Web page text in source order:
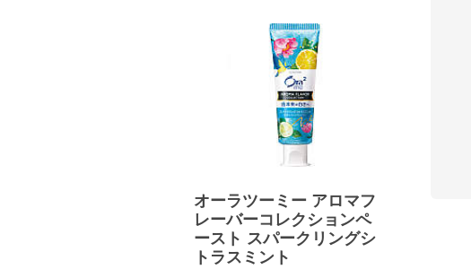
オーラツーミー アロマフ
レーバーコレクションペ
ースト スパークリングシ
トラスミント